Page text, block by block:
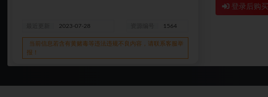
2023-07-28 1564
当前信息若含有黄赌毒等违法违规不良内容，请联系客服举
报！
登录后购买